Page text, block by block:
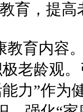
，提高
育内容
老龄观
力”作为